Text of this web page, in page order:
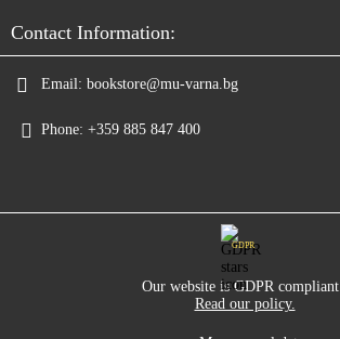
Contact Information:
Email: bookstore@mu-varna.bg
Phone: +359 885 847 400
GDPR
Our website is GDPR compliant.
Read our policy.